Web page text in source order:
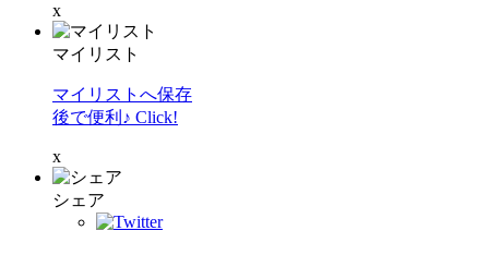
x
マイリスト
マイリストへ保存
後で便利♪ Click!
x
シェア